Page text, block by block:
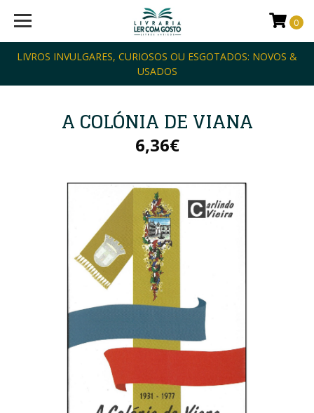
LIVROS INVULGARES, CURIOSOS OU ESGOTADOS: NOVOS &
USADOS
0
A COLÓNIA DE VIANA
6,36€